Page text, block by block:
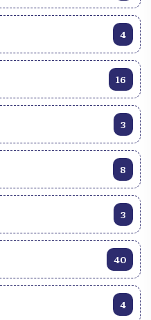
4
16
3
8
3
40
4